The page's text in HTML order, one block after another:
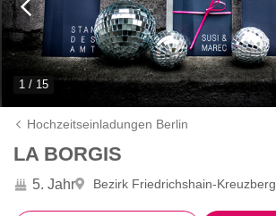
1 / 15
Hochzeitseinladungen Berlin
LA BORGIS
5. Jahr Bezirk Friedrichshain-Kreuzberg